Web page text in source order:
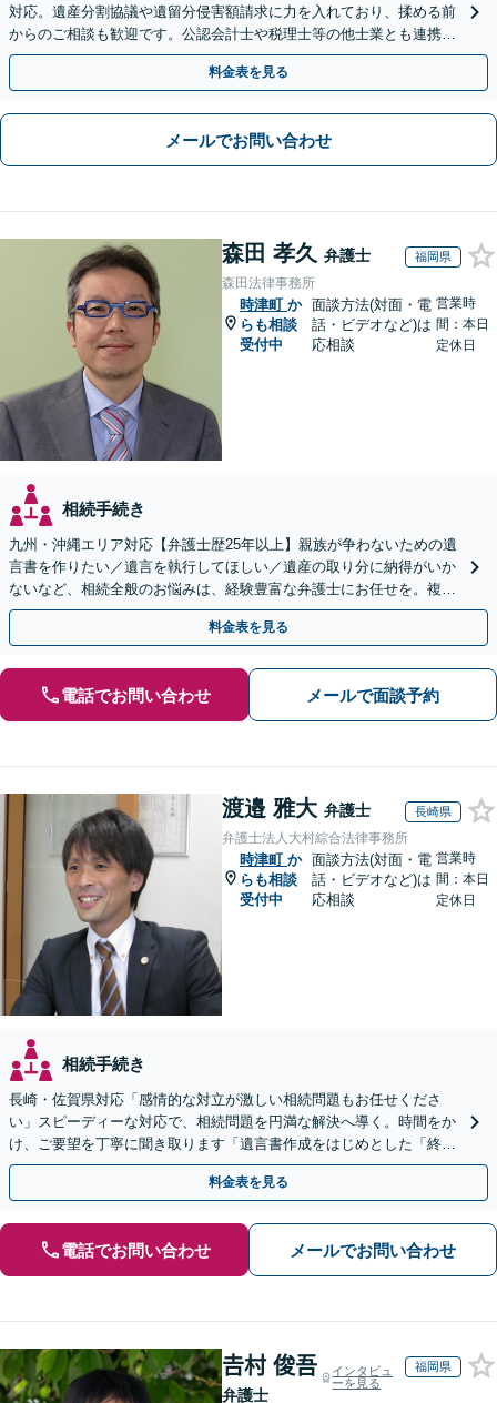
対応。遺産分割協議や遺留分侵害額請求に力を入れており、揉める前
からのご相談も歓迎です。公認会計士や税理士等の他士業とも連携
し、円満な解決を全力でサポートいたします。
料金表を見る
メールでお問い合わせ
森田 孝久 弁護士 福岡県
森田法律事務所
時津町 か
らも相談
受付中
面談方法(対面・電
話・ビデオなど)は
応相談
営業時
間：本日
定休日
相続手続き
九州・沖縄エリア対応【弁護士歴25年以上】親族が争わないための遺
言書を作りたい／遺言を執行してほしい／遺産の取り分に納得がいか
ないなど、相続全般のお悩みは、経験豊富な弁護士にお任せを。複雑
な問題も粘り強く対応し、解決に導きます。
料金表を見る
電話でお問い合わせ メールで面談予約
渡邉 雅大 弁護士 長崎県
弁護士法人大村綜合法律事務所
時津町 か
らも相談
受付中
面談方法(対面・電
話・ビデオなど)は
応相談
営業時
間：本日
定休日
相続手続き
長崎・佐賀県対応「感情的な対立が激しい相続問題もお任せくださ
い」スピーディーな対応で、相続問題を円満な解決へ導く。時間をか
け、ご要望を丁寧に聞き取ります「遺言書作成をはじめとした「終
活」もサポート」【バリアフリー】【完全個室対応】
料金表を見る
電話でお問い合わせ メールでお問い合わせ
𠮷村 俊吾
弁護士
インタビュ
ーを見る
福岡県